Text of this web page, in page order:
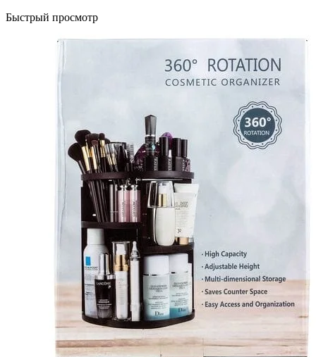
Быстрый просмотр